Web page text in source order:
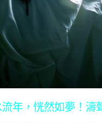
年，恍然如夢！濤